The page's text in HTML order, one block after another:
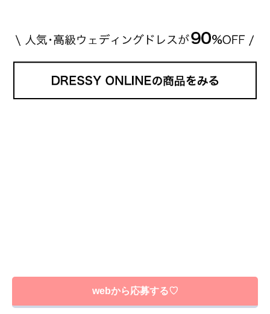
webから応募する♡